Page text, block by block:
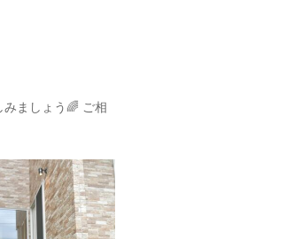
ましょう🌈 ご相